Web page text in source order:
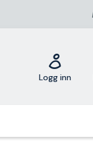
Logg inn